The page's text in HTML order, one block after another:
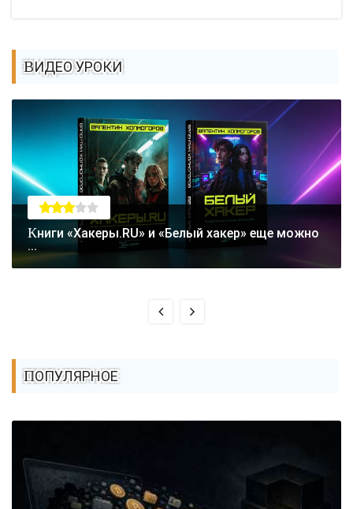
ВИДЕО УРОКИ
Книги «Хакеры.RU» и «Белый хакер» еще можно
...
ПОПУЛЯРНОЕ